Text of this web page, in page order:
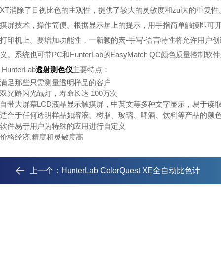
XT消除了目视比色的主观性，提供了较大的灵敏度和zui大的重复性
摸屏技术，操作简便。根据显示屏上的提示，用手指简单触摸即
打印机上。要增加功能性，一新颖的宏-手写-语言特性将允许用户
义。系统也可带PC和HunterLab的EasyMatch QC颜色质量控制软
HunterLab透射测色仪主要特点：
满足那些只需测量透明样品的客户
双光路闪光氙灯，寿命长达 100万次
自带大屏幕LCD液晶显示触摸屏，中英文等多种文字显示，易于读
适合于任何透明样品如溶液、树脂、玻璃、啤酒、饮料等产品的颜
软件易于用户为特殊的应用进行自定义
价格经济,精度和灵敏度高
上一个： HunterLab ColorQuest XE全自动比色计